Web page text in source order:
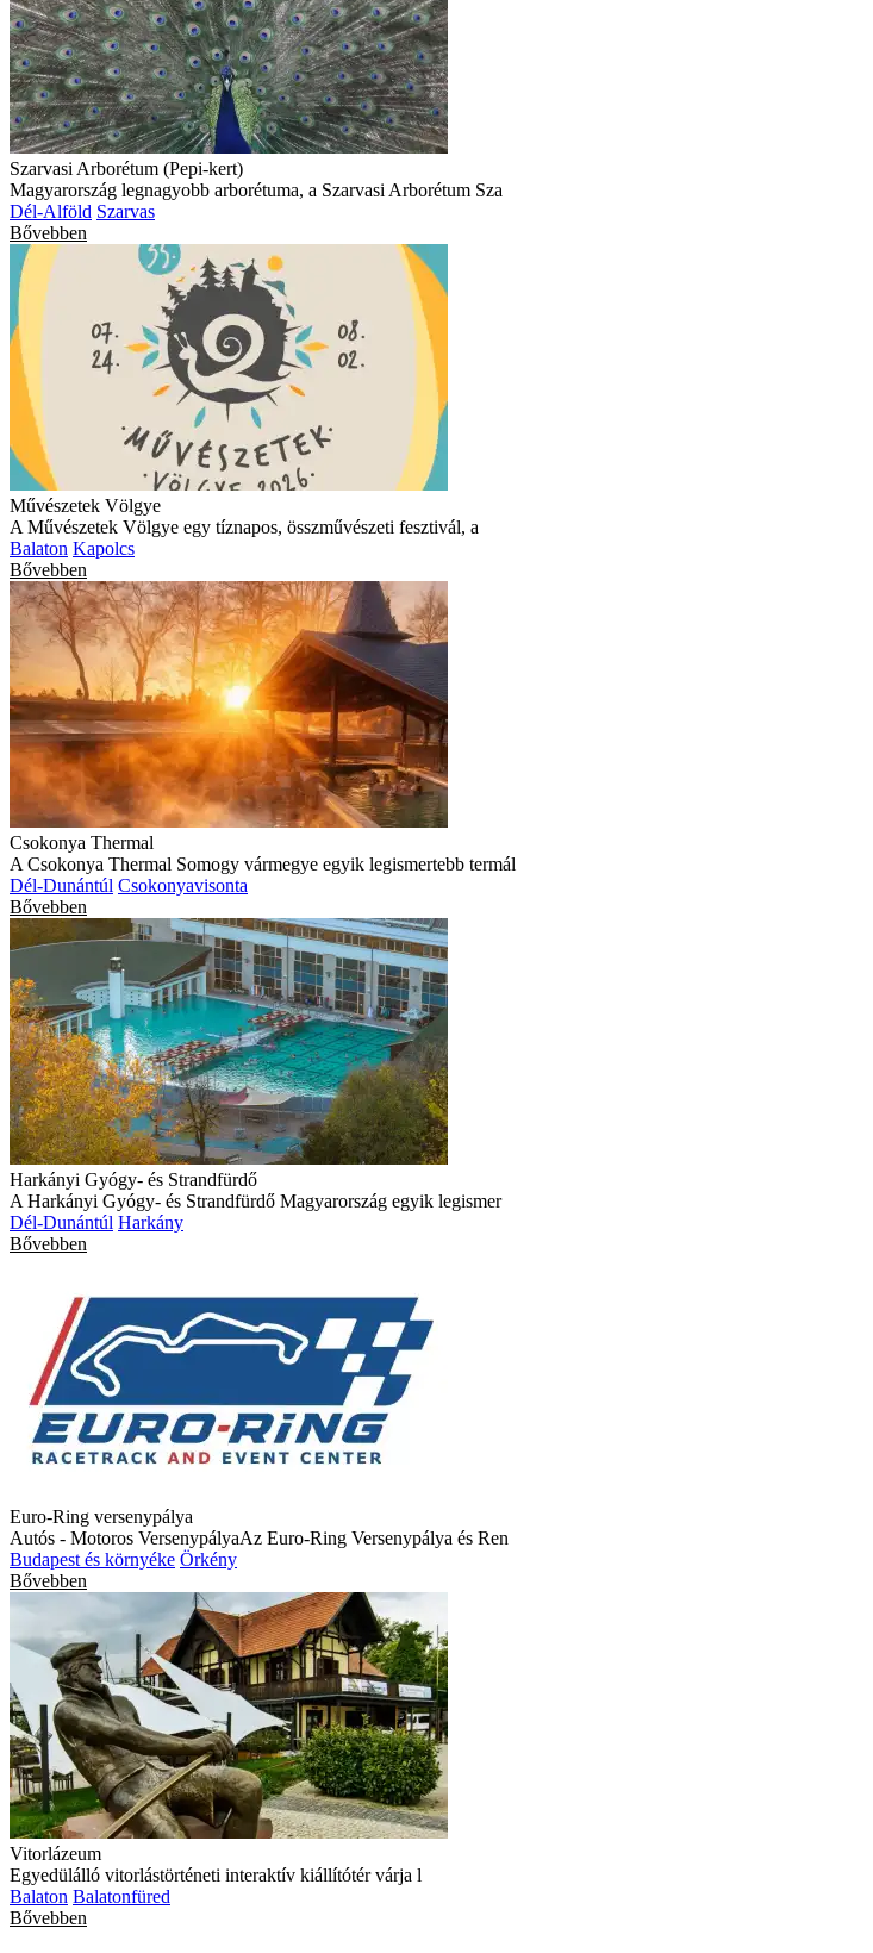
Szarvasi Arborétum (Pepi-kert)
Magyarország legnagyobb arborétuma, a Szarvasi Arborétum Sza
Dél-Alföld Szarvas
Bővebben
Művészetek Völgye
A Művészetek Völgye egy tíznapos, összművészeti fesztivál, a
Balaton Kapolcs
Bővebben
Csokonya Thermal
A Csokonya Thermal Somogy vármegye egyik legismertebb termál
Dél-Dunántúl Csokonyavisonta
Bővebben
Harkányi Gyógy- és Strandfürdő
A Harkányi Gyógy- és Strandfürdő Magyarország egyik legismer
Dél-Dunántúl Harkány
Bővebben
Euro-Ring versenypálya
Autós - Motoros VersenypályaAz Euro-Ring Versenypálya és Ren
Budapest és környéke Örkény
Bővebben
Vitorlázeum
Egyedülálló vitorlástörténeti interaktív kiállítótér várja l
Balaton Balatonfüred
Bővebben